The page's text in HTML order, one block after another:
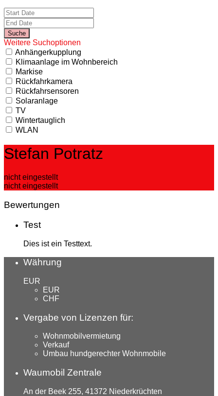
Weitere Suchoptionen
Anhängerkupplung
Klimaanlage im Wohnbereich
Markise
Rückfahrkamera
Rückfahrsensoren
Solaranlage
TV
Wintertauglich
WLAN
Stefan Potratz
nicht eingestellt
nicht eingestellt
Bewertungen
Test
Dies ist ein Testtext.
Währung
EUR
EUR
CHF
Vergabe von Lizenzen für:
Wohnmobilvermietung
Verkauf
Umbau hundgerechter Wohnmobile
Waumobil Zentrale
An der Beek 255, 41372 Niederkrüchten